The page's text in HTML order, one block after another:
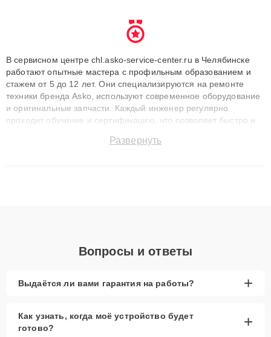
В сервисном центре chl.asko-service-center.ru в Челябинске
работают опытные мастера с профильным образованием и
стажем от 5 до 12 лет. Они специализируются на ремонте
техники бренда Asko, используют современное оборудование
и оригинальные запчасти. Каждый инженер регулярно
проходит обучение и сертификацию, что позволяет быстро и
сохранением гарантии до 3 лет. Наши мастера решают
Развернуть
Вопросы и ответы
Выдаётся ли вами гарантия на работы? +
Как узнать, когда моё устройство будет
готово?
+